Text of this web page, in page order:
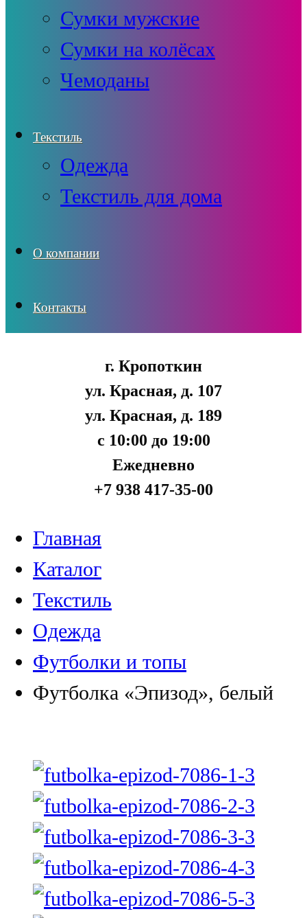
Сумки мужские
Сумки на колёсах
Чемоданы
Текстиль
Одежда
Текстиль для дома
О компании
Контакты
г. Кропоткин
ул. Красная, д. 107
ул. Красная, д. 189
с 10:00 до 19:00
Ежедневно
+7 938 417-35-00
Главная
Каталог
Текстиль
Одежда
Футболки и топы
Футболка «Эпизод», белый